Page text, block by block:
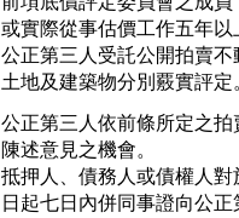
或實際從事估價工作五年
公正第三人受託公開拍賣
公正第三人依前條所定之
陳述意見之機會。
抵押人、債務人或債權人
日起七日內併同事證向公